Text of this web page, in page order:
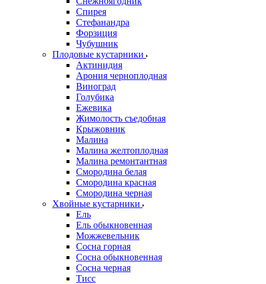
Спирея
Стефанандра
Форзиция
Чубушник
Плодовые кустарники
Актинидия
Арония черноплодная
Виноград
Голубика
Ежевика
Жимолость съедобная
Крыжовник
Малина
Малина желтоплодная
Малина ремонтантная
Смородина белая
Смородина красная
Смородина черная
Хвойные кустарники
Ель
Ель обыкновенная
Можжевельник
Сосна горная
Сосна обыкновенная
Сосна черная
Тисс